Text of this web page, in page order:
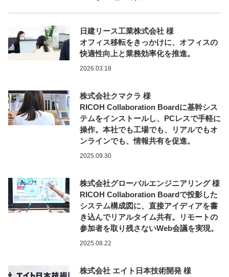
日建リース工業株式会社 様
オフィス移転をきっかけに、オフィスの
快適性向上と業務効率化を推進。
2026.03.18
株式会社クマクラ 様
RICOH Collaboration Boardに基幹シス
テムをインストールし、PCレスで手軽に
操作。本社でも工場でも、リアルでもオ
ンラインでも、情報共有を促進。
2025.09.30
株式会社グローバルエンジニアリング 様
RICOH Collaboration Boardで投影した
システム構成図に、直接アイディアを書
き込んでリアルタイム共有。リモートの
参加者を取り残さないWeb会議を実現。
2025.08.22
株式会社 エイト日本技術開発 様